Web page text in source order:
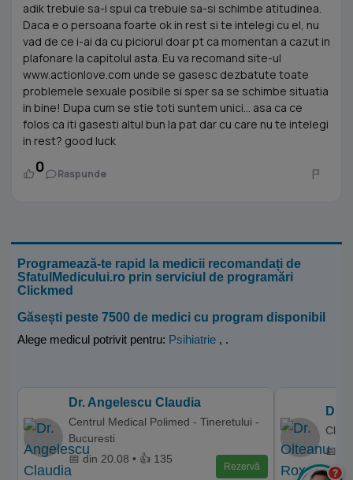
adik trebuie sa-i spui ca trebuie sa-si schimbe atitudinea.
Daca e o persoana foarte ok in rest si te intelegi cu el, nu
vad de ce i-ai da cu piciorul doar pt ca momentan a cazut in
plafonare la capitolul asta. Eu va recomand site-ul
www.actionlove.com unde se gasesc dezbatute toate
problemele sexuale posibile si sper sa se schimbe situatia
in bine! Dupa cum se stie toti suntem unici... asa ca ce
folos ca iti gasesti altul bun la pat dar cu care nu te intelegi
in rest? good luck
0 Raspunde
Programează-te rapid la medicii recomandați de
SfatulMedicului.ro prin serviciul de programări
Clickmed
Găsești peste 7500 de medici cu program disponibil
Alege medicul potrivit pentru: Psihiatrie , .
Dr. Angelescu Claudia
Centrul Medical Polimed - Tineretului -
Bucuresti
📅 din 20.08 • 👍 135
Rezervă
Dr.
📅
?